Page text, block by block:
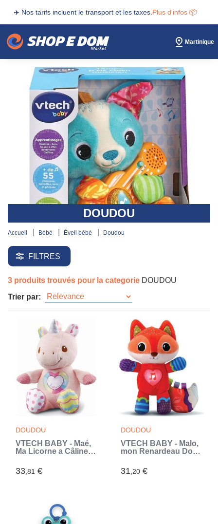
✈️ Nos tarifs incluent le transport et les taxes. Plus d'infos 📦
Martinique
DOUDOU
accueil bébé éveil bébé doudou
FILTRES
3 produits trouvés pour la categorie DOUDOU
Trier par:
DOUDOU
VTECH BABY - Maé,
Ma Licorne a Câliner
33,81 €
DOUDOU
VTECH BABY - Malo,
mon Renardeau Dodo
31,20 €